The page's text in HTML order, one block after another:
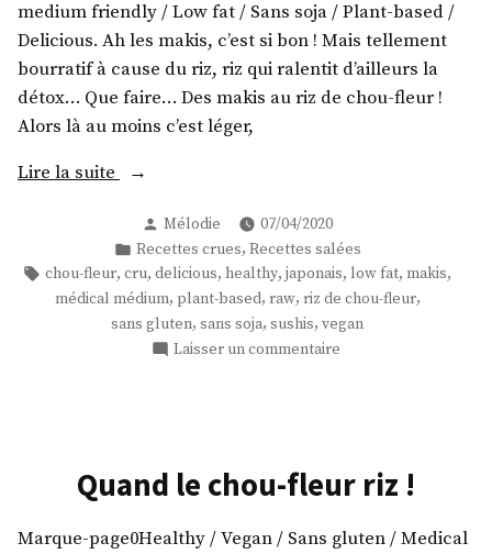
medium friendly / Low fat / Sans soja / Plant-based /
Delicious. Ah les makis, c’est si bon ! Mais tellement
bourratif à cause du riz, riz qui ralentit d’ailleurs la
détox… Que faire… Des makis au riz de chou-fleur !
Alors là au moins c’est léger,
Lire la suite
« Des
crus
au
riz
chou-
Publié
par
Mélodie
07/04/2020
Publié
dans
Recettes crues, Recettes salées
Étiquettes :
chou-fleur, cru, delicious, healthy, japonais, low fat, makis,
médical médium, plant-based, raw, riz de chou-fleur,
sans gluten, sans soja, sushis, vegan
Laisser un commentaire
de
fleur
Quand le chou-fleur riz !
Marque-page0Healthy / Vegan / Sans gluten / Medical